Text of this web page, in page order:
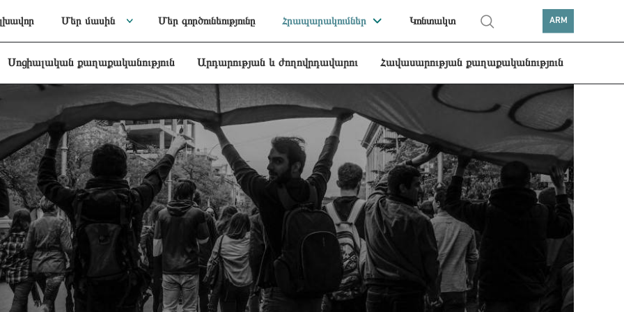
Մեր մասին Մեր գործունեությունը Հրապարակումներ Կոնտակտ ARM
Սոցիալական քաղաքականություն Արդարության և ժողովրդավարու Հավասարության քաղաքականություն